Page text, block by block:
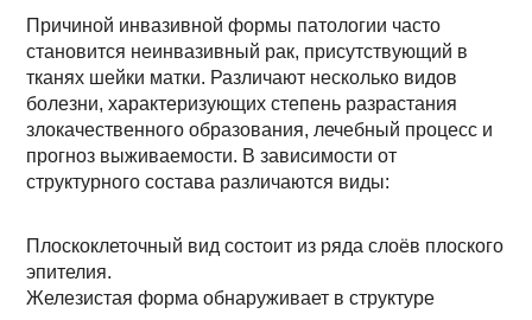
Причиной инвазивной формы патологии часто
становится неинвазивный рак, присутствующий в
тканях шейки матки. Различают несколько видов
болезни, характеризующих степень разрастания
злокачественного образования, лечебный процесс и
прогноз выживаемости. В зависимости от
структурного состава различаются виды:
Плоскоклеточный вид состоит из ряда слоёв плоского
эпителия.
Железистая форма обнаруживает в структуре